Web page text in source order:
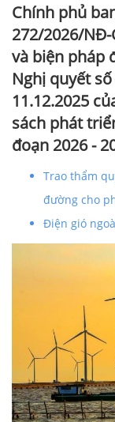
Chính phủ
272/2026/
và biện pháp
Nghị quyết
11.12.2025
sách phát
đoạn 2026 -
Trao thẩm
đường cho
Điện gió